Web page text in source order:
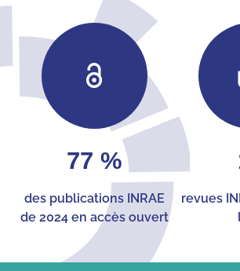
77 %
des publications INRAE
de 2024 en accès ouvert
revues